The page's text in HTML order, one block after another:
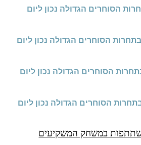
הסוחרים הגדולה נכון ליום
הסוחרים הגדולה נכון ליום
הסוחרים הגדולה נכון ליום
הסוחרים הגדולה נכון ליום
במשחק המשקיעים